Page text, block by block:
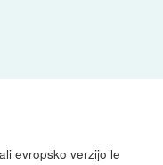
evropsko verzijo le